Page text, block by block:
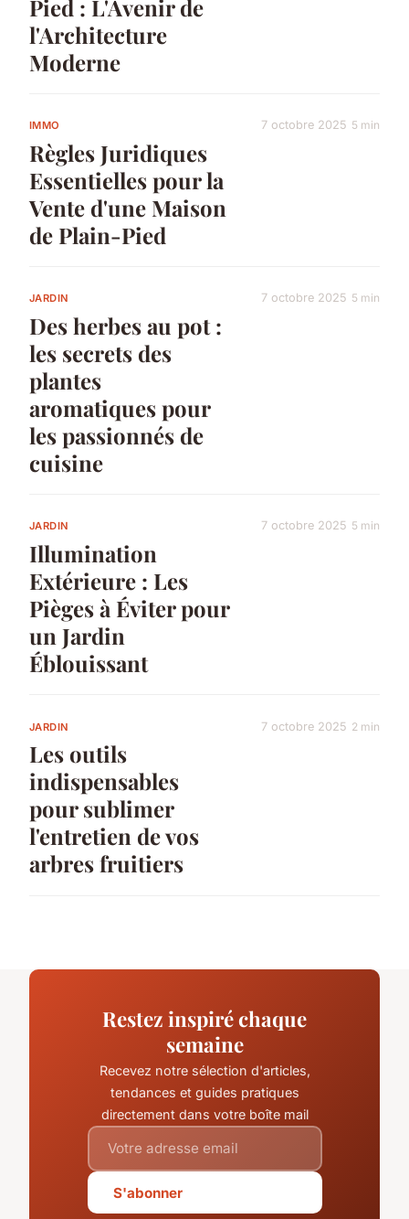
Pied : L'Avenir de
l'Architecture
Moderne
IMMO
Règles Juridiques
Essentielles pour la
Vente d'une Maison
de Plain-Pied
7 octobre 2025 5 min
JARDIN
Des herbes au pot :
les secrets des
plantes
aromatiques pour
les passionnés de
cuisine
7 octobre 2025 5 min
JARDIN
Illumination
Extérieure : Les
Pièges à Éviter pour
un Jardin
Éblouissant
7 octobre 2025 5 min
JARDIN
Les outils
indispensables
pour sublimer
l'entretien de vos
arbres fruitiers
7 octobre 2025 2 min
Restez inspiré chaque
semaine
Recevez notre sélection d'articles,
tendances et guides pratiques
directement dans votre boîte mail
S'abonner